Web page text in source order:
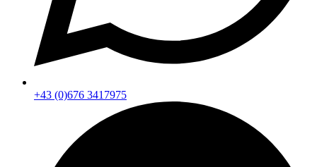
+43 (0)676 3417975